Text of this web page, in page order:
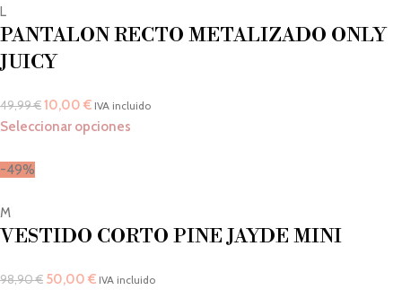
L
PANTALON RECTO METALIZADO ONLY
JUICY
49,99€10,00 € IVA incluido
Seleccionar opciones
-49%
M
VESTIDO CORTO PINE JAYDE MINI
98,90€ 50,00 € IVA incluido